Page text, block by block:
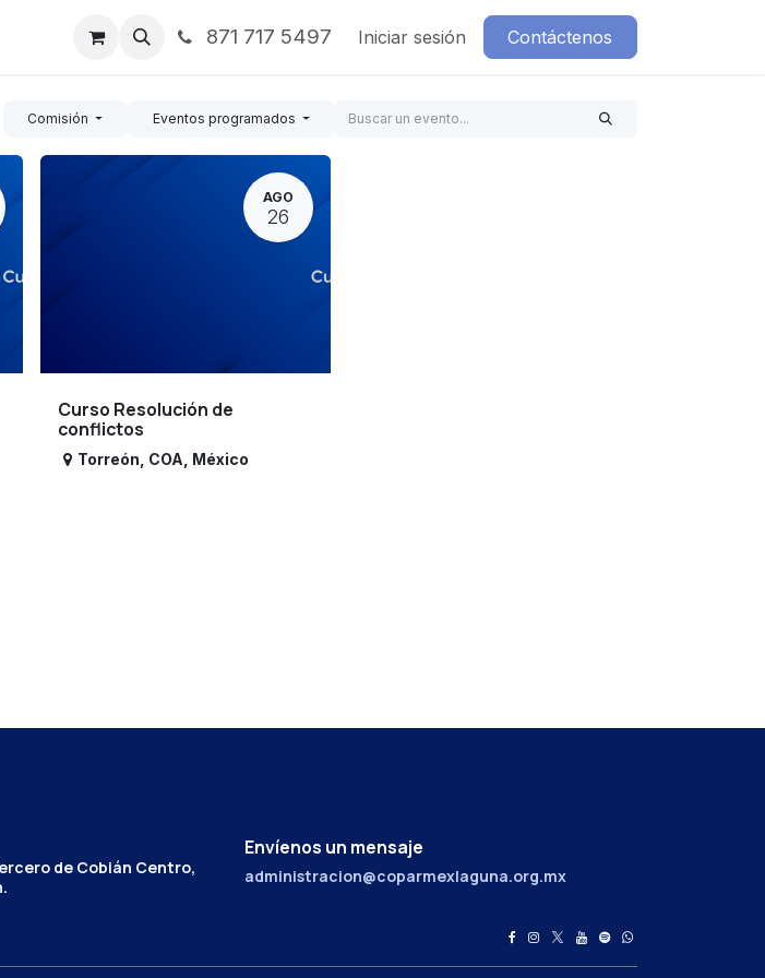
Noticias Contáctenos871 717 5497 Iniciar sesión Contáctenos
Comisión Eventos programados
AGO
26
Curso Resolución de
conflictos
Torreón COA México
Envíenos un mensaje
administracion@coparmexlaguna.org.mx
de Cobián Centro,